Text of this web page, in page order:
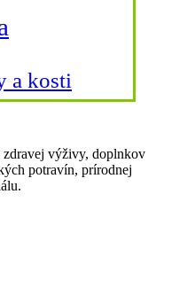
a kosti
Nos
zdravej výživy, doplnkov
potravín, prírodnej